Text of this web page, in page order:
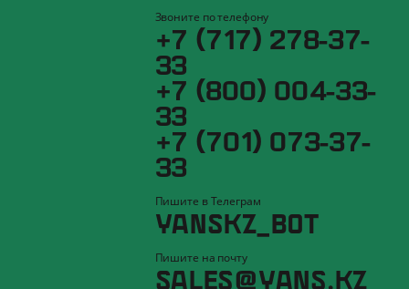
Звоните по телефону
+7 (717) 278-37-
33
+7 (800) 004-33-
33
+7 (701) 073-37-
33
Пишите в Телеграм
YANSKZ_BOT
Пишите на почту
SALES@YANS.KZ